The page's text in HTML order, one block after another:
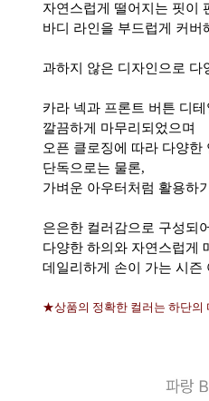
자연스럽게 떨어지는 핏이
바디 라인을 부드럽게 커버
과하지 않은 디자인으로 다
카라 넥과 프론트 버튼 디테
깔끔하게 마무리되었으며
오픈 클로징에 따라 다양한
단독으로는 물론,
가벼운 아우터처럼 활용하
은은한 컬러감으로 구성되어
다양한 하의와 자연스럽게
데일리하게 손이 가는 시즌
★상품의 정확한 컬러는 하단의